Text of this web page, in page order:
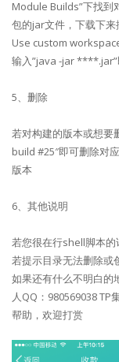
Module Builds”下找到
包的jar文件，下载下
Use custom
输入”java -jar ****.jar”
5、删除
若对构建的版本或想要
build #25″即可删除对
版本
6、其他说明
若您很在行shell脚本
若提示目录无法删除或
如果还有什么不明白的
人QQ：980569038 TP
帮助，欢迎打赏